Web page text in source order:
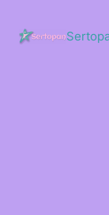
contenido